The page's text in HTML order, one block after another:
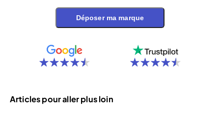
Déposer ma marque
Articles pour aller plus loin